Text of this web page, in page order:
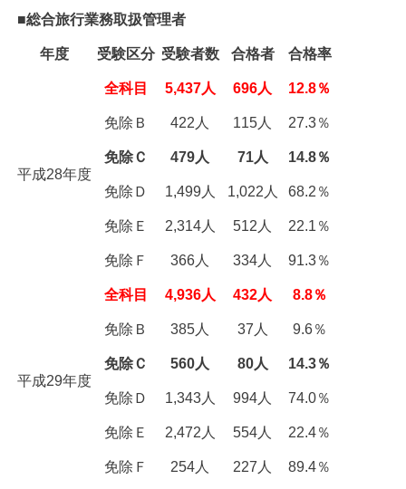
■総合旅行業務取扱管理者
年度 受験区分 受験者数 合格者 合格率
平成28年度
全科目 5,437人 696人 12.8％
免除Ｂ 422人 115人 27.3％
免除Ｃ 479人 71人 14.8％
免除Ｄ 1,499人 1,022人 68.2％
免除Ｅ 2,314人 512人 22.1％
免除Ｆ 366人 334人 91.3％
平成29年度
全科目 4,936人 432人 8.8％
免除Ｂ 385人 37人 9.6％
免除Ｃ 560人 80人 14.3％
免除Ｄ 1,343人 994人 74.0％
免除Ｅ 2,472人 554人 22.4％
免除Ｆ 254人 227人 89.4％